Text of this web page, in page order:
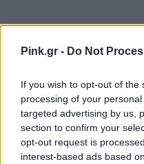
Pink.gr - Do Not
If you wish to opt-out of
processing of your
targeted advertising by us,
section to confirm your
opt-out request is
interest-based ads based
μάθετε πρώτοι τα πιο
Ακολουθήστε το